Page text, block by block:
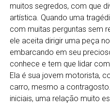
muitos segredos, com que
artística. Quando uma
com muitas perguntas sem
ele aceita dirigir uma peça
embarcando em seu
conhece e tem que lidar
Ela é sua jovem motorista,
carro, mesmo a
iniciais, uma relação muito